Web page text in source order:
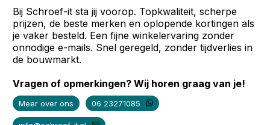
Bij Schroef-it sta jij voorop. Topkwaliteit, scherpe
prijzen, de beste merken en oplopende kortingen als
je vaker besteld. Een fijne winkelervaring zonder
onnodige e-mails. Snel geregeld, zonder tijdverlies in
de bouwmarkt.
Vragen of opmerkingen? Wij horen graag van je!
Meer over ons 06 23271085